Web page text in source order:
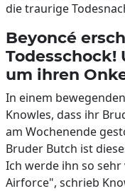
die traurige
Beyoncé
Todesschock!
um ihren
In einem
Knowles, dass ihr
am Wochenende
Bruder Butch ist
Ich werde ihn so
Airforce", schrieb